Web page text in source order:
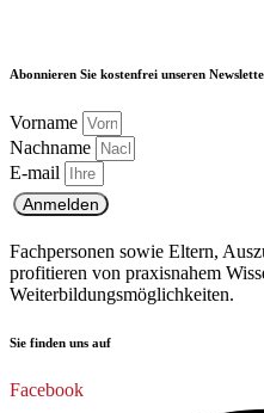
Abonnieren Sie kostenfrei unseren
Vorname
Nachname
E-mail
Anmelden
Fachpersonen sowie Eltern,
profitieren von praxisnahem
Weiterbildungsmöglichkeiten.
Sie finden uns auf
Facebook